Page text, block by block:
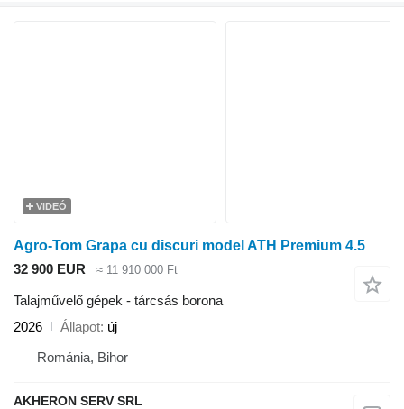
VIDEÓ
Agro-Tom Grapa cu discuri model ATH Premium 4.5
32 900 EUR
≈ 11 910 000 Ft
Talajművelő gépek - tárcsás borona
2026
Állapot új
Románia, Bihor
AKHERON SERV SRL